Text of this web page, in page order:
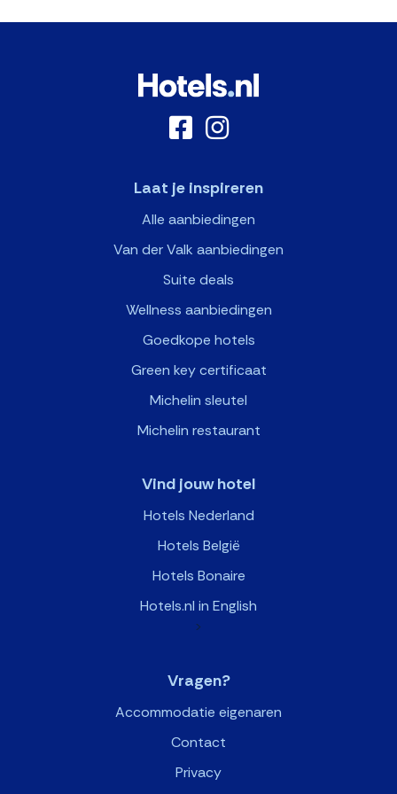
Laat je inspireren
Alle aanbiedingen
Van der Valk aanbiedingen
Suite deals
Wellness aanbiedingen
Goedkope hotels
Green key certificaat
Michelin sleutel
Michelin restaurant
Vind jouw hotel
Hotels Nederland
Hotels België
Hotels Bonaire
Hotels.nl in English
>
Vragen?
Accommodatie eigenaren
Contact
Privacy